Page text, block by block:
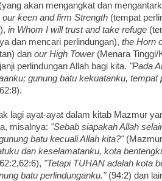
akan mengangkat dan
our keen and firm Strength (tempat
in Whom I will trust and take refuge
dan mencari perlindungan), the Horn
dan our High Tower(Menara Tinggi/
perlindungan Allah bagi kita. "Pada
gunung batu kekuatanku, tempat
lagi ayat-ayat dalam kitab Mazmur
misalnya: "Sebab siapakah Allah
batu kecuali Allah kita?"
dan keselamatanku, kota
"Tetapi TUHAN adalah kota
batu perlindunganku."(94:2) dan